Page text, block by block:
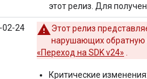
этот релиз. Для
Этот релиз
нарушающих обратную
«Переход на SDK v24»
Критические изменения: